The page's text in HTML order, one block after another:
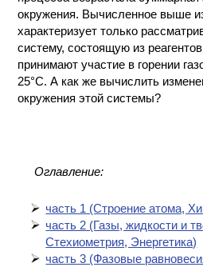
окружения. Вычисленное выше
характеризует только
систему, состоящую из
принимают участие в горении
25°С. А как же вычислить
окружения этой системы?
Оглавление:
часть 1 (Cтроение атома,
часть 2 (Газы, жидкости и
Стехиометрия, Энергетика)
часть 3 (Фазовые